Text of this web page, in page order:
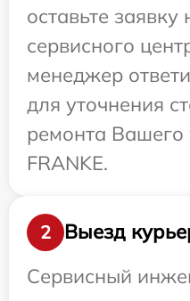
оставьте заявку
сервисного
менеджер
для уточнения
ремонта Вашего
FRANKE.
2
Выезд
Сервисный